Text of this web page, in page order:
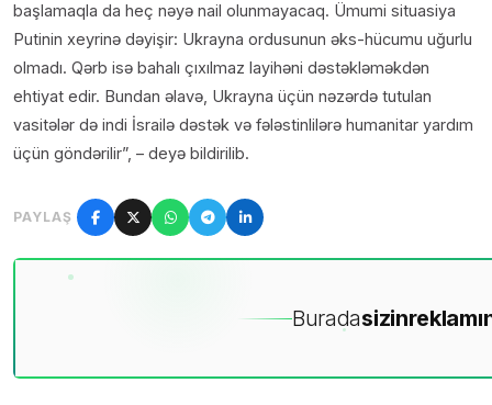
başlamaqla da heç nəyə nail olunmayacaq. Ümumi situasiya
Putinin xeyrinə dəyişir: Ukrayna ordusunun əks-hücumu uğurlu
olmadı. Qərb isə bahalı çıxılmaz layihəni dəstəkləməkdən
ehtiyat edir. Bundan əlavə, Ukrayna üçün nəzərdə tutulan
vasitələr də indi İsrailə dəstək və fələstinlilərə humanitar yardım
üçün göndərilir”, – deyə bildirilib.
PAYLAŞ
Buradasizin